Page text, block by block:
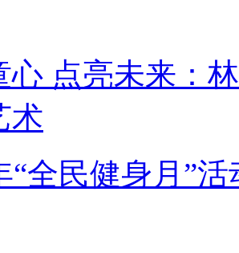
心 点亮未来：
术
“全民健身月”